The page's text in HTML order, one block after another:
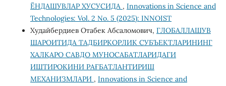
ЁНДАШУВЛАР ХУСУСИДА , Innovations in Science and
Technologies: Vol. 2 No. 5 (2025): INNOIST
Худайбердиев Отабек Абсаломович, ГЛОБАЛЛАШУВ
ШАРОИТИДА ТАДБИРКОРЛИК СУБЪЕКТЛАРИНИНГ
ХАЛҚАРО САВДО МУНОСАБАТЛАРИДАГИ
ИШТИРОКИНИ РАҒБАТЛАНТИРИШ
МЕХАНИЗМЛАРИ , Innovations in Science and